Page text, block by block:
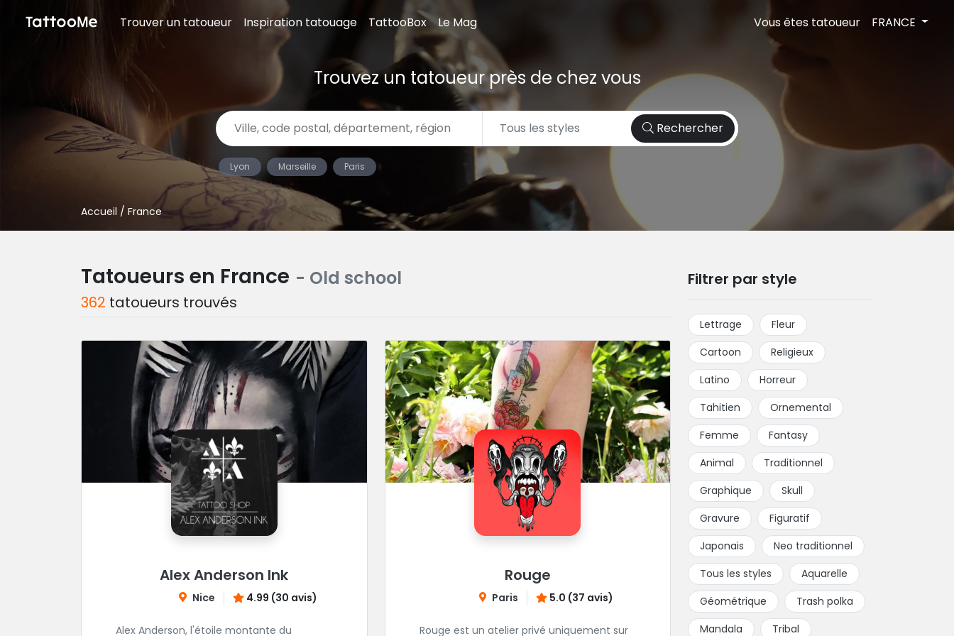
Trouver un tatoueur Inspiration tatouage TattooBox Le Mag Vous êtes tatoueur FRANCE
Trouvez un tatoueur près de chez vous
Rechercher
Lyon Marseille Paris
Accueil / France
Tatoueurs en France - Old school
362 tatoueurs trouvés
Alex Anderson Ink
Nice 4.99 (30 avis)
Alex Anderson, l'étoile montante du
Rouge
Paris 5.0 (37 avis)
Rouge est un atelier privé uniquement sur
Filtrer par style
Lettrage
Fleur
Cartoon
Religieux
Latino
Horreur
Tahitien
Ornemental
Femme
Fantasy
Animal
Traditionnel
Graphique
Skull
Gravure
Figuratif
Japonais
Neo traditionnel
Tous les styles
Aquarelle
Géométrique
Trash polka
Mandala
Tribal